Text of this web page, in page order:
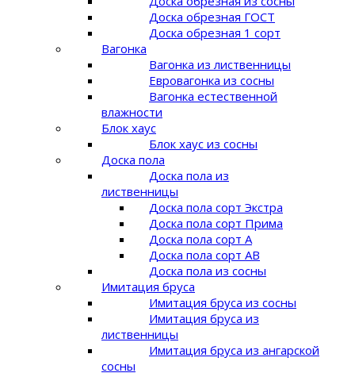
Доска обрезная ГОСТ
Доска обрезная 1 сорт
Вагонка
Вагонка из лиственницы
Евровагонка из сосны
Вагонка естественной
влажности
Блок хаус
Блок хаус из сосны
Доска пола
Доска пола из
лиственницы
Доска пола сорт Экстра
Доска пола сорт Прима
Доска пола сорт A
Доска пола сорт AB
Доска пола из сосны
Имитация бруса
Имитация бруса из сосны
Имитация бруса из
лиственницы
Имитация бруса из ангарской
сосны